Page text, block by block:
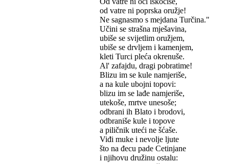
od vatre ni poprska oružje!
Ne sagnasmo s mejdana Turčina."
Učini se strašna mješavina,
ubiše se svijetlim oružjem,
ubiše se drvljem i kamenjem,
kleti Turci pleća okrenuše.
Al' zafajdu, dragi pobratime!
Blizu im se kule namjeriše,
a na kule ubojni topovi:
blizu im se lađe namjeriše,
utekoše, mrtve unesoše;
odbrani ih Blato i brodovi,
odbraniše kule i topove
a piličnik uteći ne šćaše.
Viđi muke i nevolje ljute
što na đecu pade Cetinjane
i njihovu družinu ostalu: